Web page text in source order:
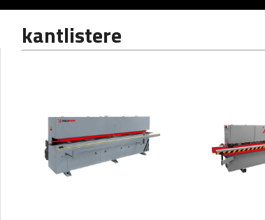
kantlistere